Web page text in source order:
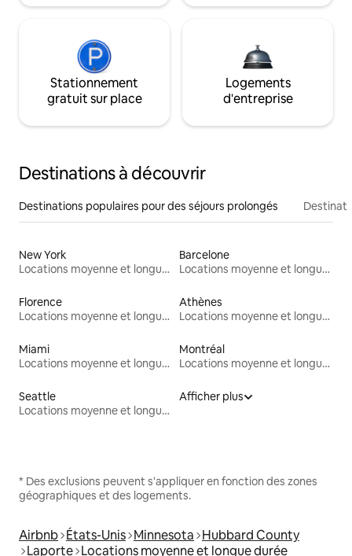
Stationnement
gratuit sur place
Logements
d'entreprise
Destinations à découvrir
Destinations populaires pour des séjours prolongés
New York
Locations moyenne et longue durée
Barcelone
Locations moyenne et longue durée
Florence
Locations moyenne et longue durée
Athènes
Locations moyenne et longue durée
Miami
Locations moyenne et longue durée
Montréal
Locations moyenne et longue durée
Seattle
Locations moyenne et longue durée
Afficher plus
* Des exclusions peuvent s'appliquer en fonction des zones
géographiques et des logements.
Airbnb États-Unis Minnesota Hubbard County
Laporte Locations moyenne et longue durée